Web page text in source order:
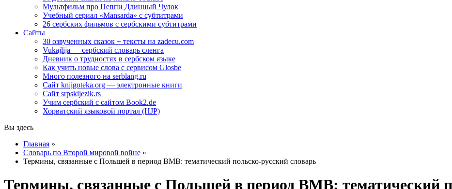
Мультфильм про Пеппи Длинный Чулок
Учебный сериал «Mansarda» с субтитрами
26 сербских фильмов с сербскими субтитрами
Сайты
30 озвученных сказок + тексты на zadecu.com
Vukajlija — сербский словарь сленга
Дневник о трудностях в сербском языке
Как учить новые слова с сервисом Glosbe
Много полезного на serblang.ru
Сайт knjigoteka.org — электронные книги
Сайт srpskijezik.rs
Учим сербский с сайтом Book2.de
Хорватский языковой портал (HJP)
Вы здесь
Главная »
Словарь по Второй мировой войне »
Термины, связанные с Польшей в период ВМВ: тематический польско-русский словарь
Термины, связанные с Польшей в период ВМВ: тематический